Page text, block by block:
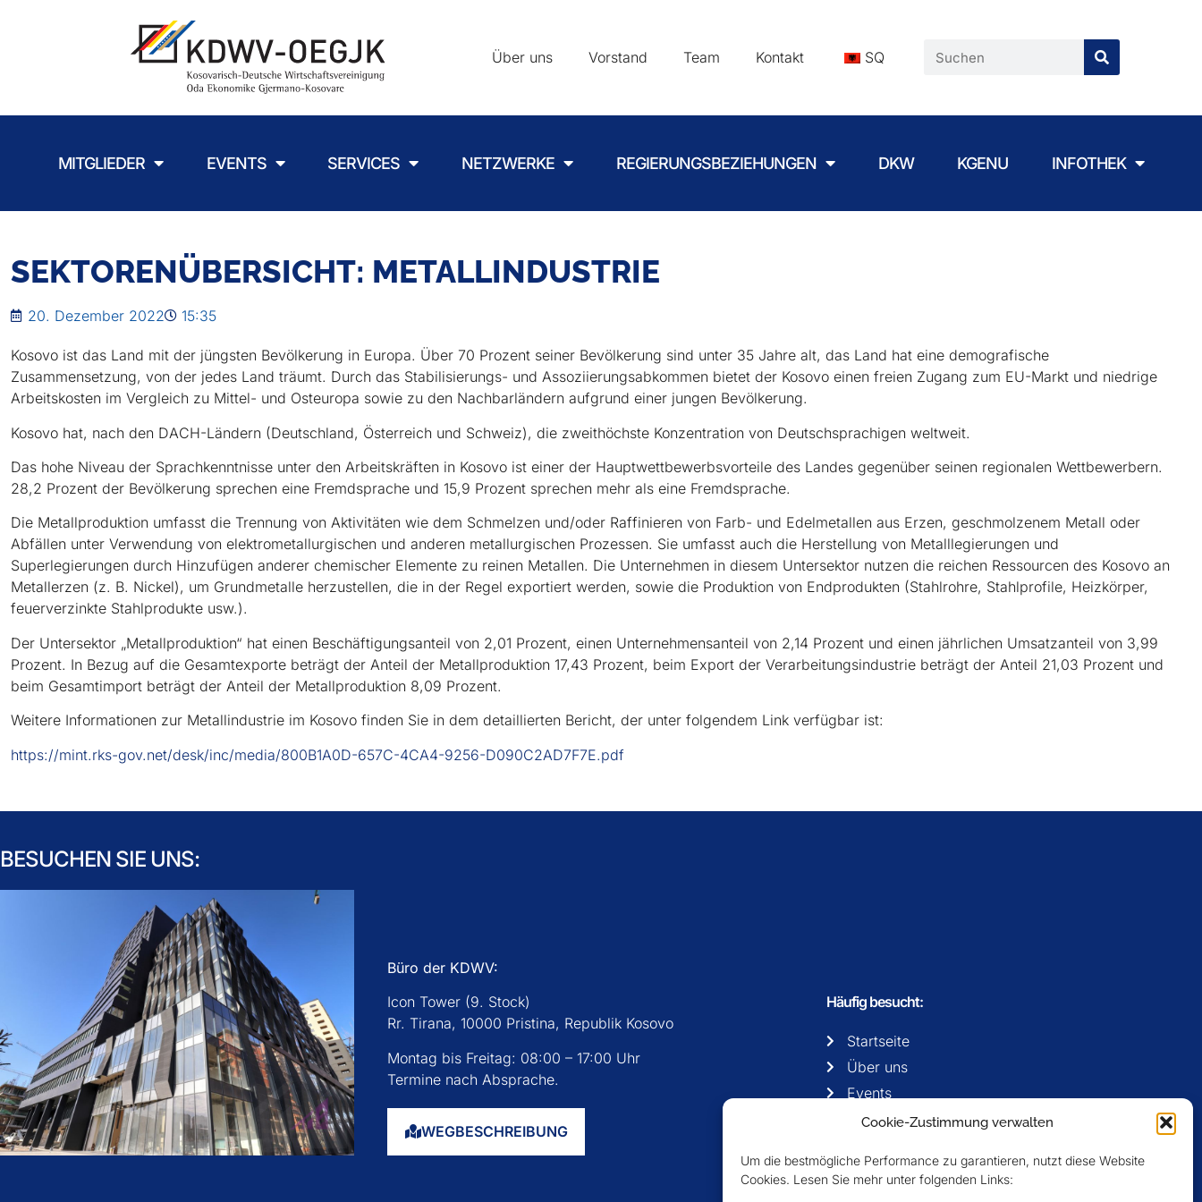
Cookie-Zustimmung verwalten
Um die bestmögliche Performance zu garantieren, nutzt diese Website
Cookies. Lesen Sie mehr unter folgenden Links:
Über uns Vorstand Team Kontakt SQ
MITGLIEDER EVENTS SERVICES NETZWERKE REGIERUNGSBEZIEHUNGEN DKW KGENU INFOTHEK
SEKTORENÜBERSICHT: METALLINDUSTRIE
20. Dezember 2022 15:35
Kosovo ist das Land mit der jüngsten Bevölkerung in Europa. Über 70 Prozent seiner Bevölkerung sind unter 35 Jahre alt, das Land hat eine demografische
Zusammensetzung, von der jedes Land träumt. Durch das Stabilisierungs- und Assoziierungsabkommen bietet der Kosovo einen freien Zugang zum EU-Markt und niedrige
Arbeitskosten im Vergleich zu Mittel- und Osteuropa sowie zu den Nachbarländern aufgrund einer jungen Bevölkerung.
Kosovo hat, nach den DACH-Ländern (Deutschland, Österreich und Schweiz), die zweithöchste Konzentration von Deutschsprachigen weltweit.
Das hohe Niveau der Sprachkenntnisse unter den Arbeitskräften in Kosovo ist einer der Hauptwettbewerbsvorteile des Landes gegenüber seinen regionalen Wettbewerbern.
28,2 Prozent der Bevölkerung sprechen eine Fremdsprache und 15,9 Prozent sprechen mehr als eine Fremdsprache.
Die Metallproduktion umfasst die Trennung von Aktivitäten wie dem Schmelzen und/oder Raffinieren von Farb- und Edelmetallen aus Erzen, geschmolzenem Metall oder
Abfällen unter Verwendung von elektrometallurgischen und anderen metallurgischen Prozessen. Sie umfasst auch die Herstellung von Metalllegierungen und
Superlegierungen durch Hinzufügen anderer chemischer Elemente zu reinen Metallen. Die Unternehmen in diesem Untersektor nutzen die reichen Ressourcen des Kosovo an
Metallerzen (z. B. Nickel), um Grundmetalle herzustellen, die in der Regel exportiert werden, sowie die Produktion von Endprodukten (Stahlrohre, Stahlprofile, Heizkörper,
feuerverzinkte Stahlprodukte usw.).
Der Untersektor „Metallproduktion“ hat einen Beschäftigungsanteil von 2,01 Prozent, einen Unternehmensanteil von 2,14 Prozent und einen jährlichen Umsatzanteil von 3,99
Prozent. In Bezug auf die Gesamtexporte beträgt der Anteil der Metallproduktion 17,43 Prozent, beim Export der Verarbeitungsindustrie beträgt der Anteil 21,03 Prozent und
beim Gesamtimport beträgt der Anteil der Metallproduktion 8,09 Prozent.
Weitere Informationen zur Metallindustrie im Kosovo finden Sie in dem detaillierten Bericht, der unter folgendem Link verfügbar ist:
https://mint.rks-gov.net/desk/inc/media/800B1A0D-657C-4CA4-9256-D090C2AD7F7E.pdf
BESUCHEN SIE UNS:
Büro der KDWV:
Icon Tower (9. Stock)
Rr. Tirana, 10000 Pristina, Republik Kosovo
Montag bis Freitag: 08:00 – 17:00 Uhr
Termine nach Absprache.
WEGBESCHREIBUNG
Häufig besucht:
Startseite
Über uns
Events
Mitglieder